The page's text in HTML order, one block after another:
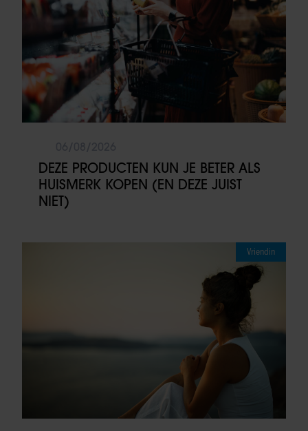
DEZE PRODUCTEN KUN JE BETER ALS
HUISMERK KOPEN (EN DEZE JUIST
NIET)
Vriendin